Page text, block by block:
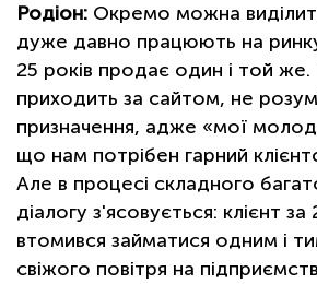
Родіон: Окремо можна виділити
дуже давно працюють на
25 років продає один і той
приходить за сайтом, не
призначення, адже «мої
що нам потрібен гарний
Але в процесі складного
діалогу з'ясовується: клієнт за
втомився займатися одним і
свіжого повітря на